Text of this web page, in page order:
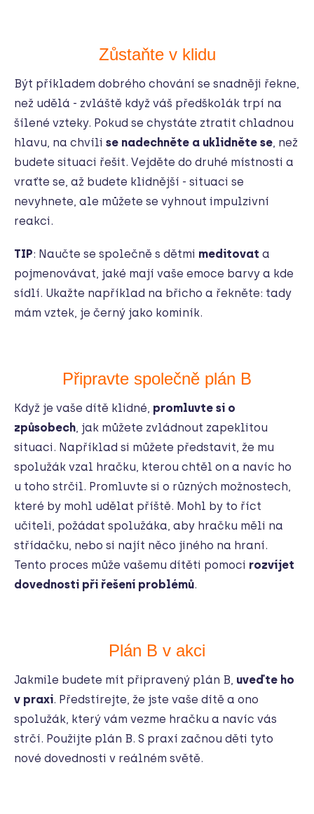
Zůstaňte v klidu
Být příkladem dobrého chování se snadněji řekne,
než udělá - zvláště když váš předškolák trpí na
šílené vzteky. Pokud se chystáte ztratit chladnou
hlavu, na chvíli se nadechněte a uklidněte se, než
budete situaci řešit. Vejděte do druhé místnosti a
vraťte se, až budete klidnější - situaci se
nevyhnete, ale můžete se vyhnout impulzivní
reakci.
TIP: Naučte se společně s dětmi meditovat a
pojmenovávat, jaké mají vaše emoce barvy a kde
sídlí. Ukažte například na břicho a řekněte: tady
mám vztek, je černý jako kominík.
Připravte společně plán B
Když je vaše dítě klidné, promluvte si o
způsobech, jak můžete zvládnout zapeklitou
situaci. Například si můžete představit, že mu
spolužák vzal hračku, kterou chtěl on a navíc ho
u toho strčil. Promluvte si o různých možnostech,
které by mohl udělat příště. Mohl by to říct
učiteli, požádat spolužáka, aby hračku měli na
střídačku, nebo si najít něco jiného na hraní.
Tento proces může vašemu dítěti pomoci rozvíjet
dovednosti při řešení problémů.
Plán B v akci
Jakmile budete mít připravený plán B, uveďte ho
v praxi. Předstírejte, že jste vaše dítě a ono
spolužák, který vám vezme hračku a navíc vás
strčí. Použijte plán B. S praxí začnou děti tyto
nové dovednosti v reálném světě.